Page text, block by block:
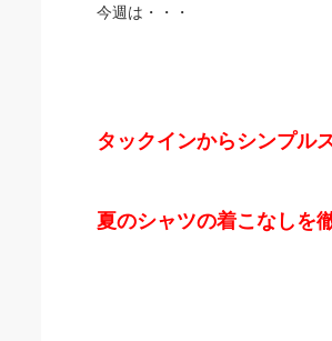
今週は・・・
タックインからシンプル
夏のシャツの着こなしを